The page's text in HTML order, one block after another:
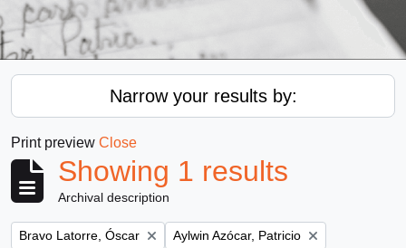
Narrow your results by:
Print preview Close
Showing 1 results
Archival description
Remove filter:
Bravo Latorre, Óscar Remove filter:
Aylwin Azócar, Patricio